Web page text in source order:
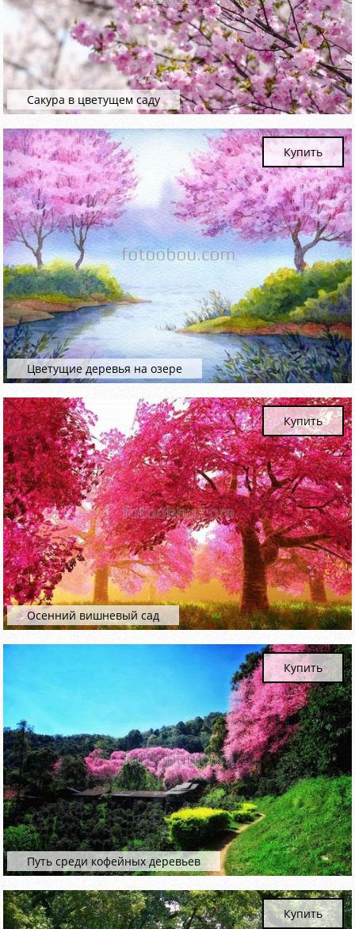
Сакура в цветущем саду
Цветущие деревья на озере
Купить
Осенний вишневый сад
Купить
Путь среди кофейных деревьев
Купить
Купить